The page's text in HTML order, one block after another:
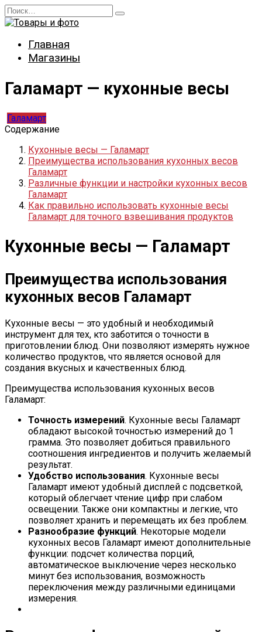
Перейти
к
Search
for:
Главная
Магазины
Галамарт — кухонные весы
Галамарт
Содержание
Кухонные весы — Галамарт
Преимущества использования кухонных весов
Галамарт
Различные функции и настройки кухонных весов
Галамарт
Как правильно использовать кухонные весы
Галамарт для точного взвешивания продуктов
Кухонные весы — Галамарт
Преимущества использования
кухонных весов Галамарт
Кухонные весы — это удобный и необходимый
инструмент для тех, кто заботится о точности в
приготовлении блюд. Они позволяют измерять нужное
количество продуктов, что является основой для
создания вкусных и качественных блюд.
Преимущества использования кухонных весов
Галамарт:
Точность измерений. Кухонные весы Галамарт
обладают высокой точностью измерений до 1
грамма. Это позволяет добиться правильного
соотношения ингредиентов и получить желаемый
результат.
Удобство использования. Кухонные весы
Галамарт имеют удобный дисплей с подсветкой,
который облегчает чтение цифр при слабом
освещении. Также они компактны и легкие, что
позволяет хранить и перемещать их без проблем.
Разнообразие функций. Некоторые модели
кухонных весов Галамарт имеют дополнительные
функции: подсчет количества порций,
автоматическое выключение через несколько
минут без использования, возможность
переключения между различными единицами
измерения.